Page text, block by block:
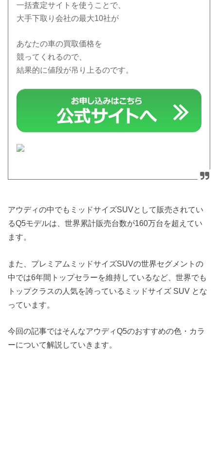
一括査定サイトを使うことで、
大手下取り会社の最大10社が
あなたの車の買取価格を
競ってくれるので、
結果的に値段が吊り上るのです。
アウディの中でもミッドサイズSUVとして販売されてい
るQ5モデルは、世界累計販売台数が160万台を超えてい
ます。
また、プレミアムミッドサイズSUVの世界セグメントの
中では6年間トップセラーを維持しているなど、世界でも
トップクラスの人気を誇っているミッドサイズ SUV とな
っています。
今回の記事ではそんなアウディQ5のおすすめの色・カラ
ーについて解説していきます。